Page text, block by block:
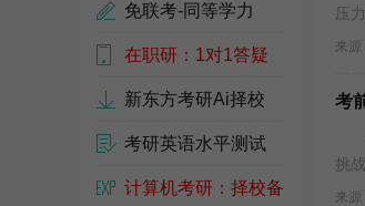
免联考-同等学力
在职研：1对1答疑
新东方考研Ai择校
考研英语水平测试
计算机考研：择校备
压
来源
考
在
挑
来源